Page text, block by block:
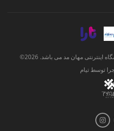
مهان مد می باشد. 2026©
توسطتیام